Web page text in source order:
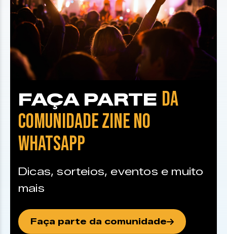
FAÇA PARTE DA
COMUNIDADE ZINE NO
WHATSAPP
Dicas, sorteios, eventos e muito
mais
Faça parte da comunidade